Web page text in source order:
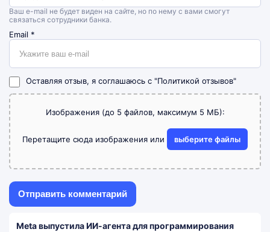
Ваш e-mail не будет виден на сайте, но по нему с вами смогут
связаться сотрудники банка.
Email *
Оставляя отзыв, я соглашаюсь с "Политикой отзывов"
Изображения (до 5 файлов, максимум 5 МБ):
Перетащите сюда изображения или выберите файлы
Meta выпустила ИИ-агента для программирования